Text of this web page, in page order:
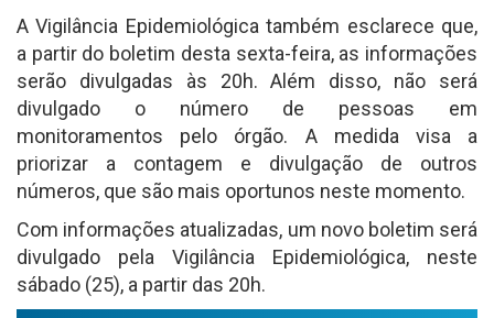
A Vigilância Epidemiológica também esclarece que,
a partir do boletim desta sexta-feira, as informações
serão divulgadas às 20h. Além disso, não será
divulgado o número de pessoas em
monitoramentos pelo órgão. A medida visa a
priorizar a contagem e divulgação de outros
números, que são mais oportunos neste momento.
Com informações atualizadas, um novo boletim será
divulgado pela Vigilância Epidemiológica, neste
sábado (25), a partir das 20h.